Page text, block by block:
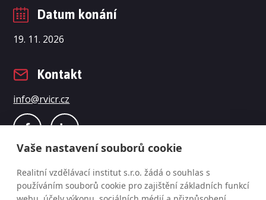
Vaše nastavení souborů cookie
Realitní vzdělávací institut s.r.o. žádá o souhlas s
používáním souborů cookie pro zajištění základních funkcí
Datum konání
19. 11. 2026
Kontakt
info@rvicr.cz